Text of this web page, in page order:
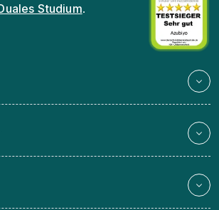
Studium.